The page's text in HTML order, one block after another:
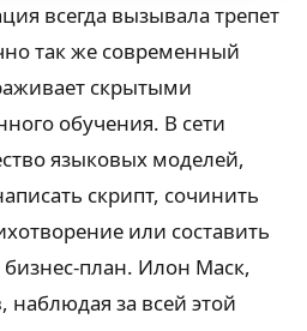
всегда вызывала трепет
так же современный
скрытыми
обучения. В сети
языковых моделей,
скрипт, сочинить
или составить
план. Илон Маск,
наблюдая за всей этой